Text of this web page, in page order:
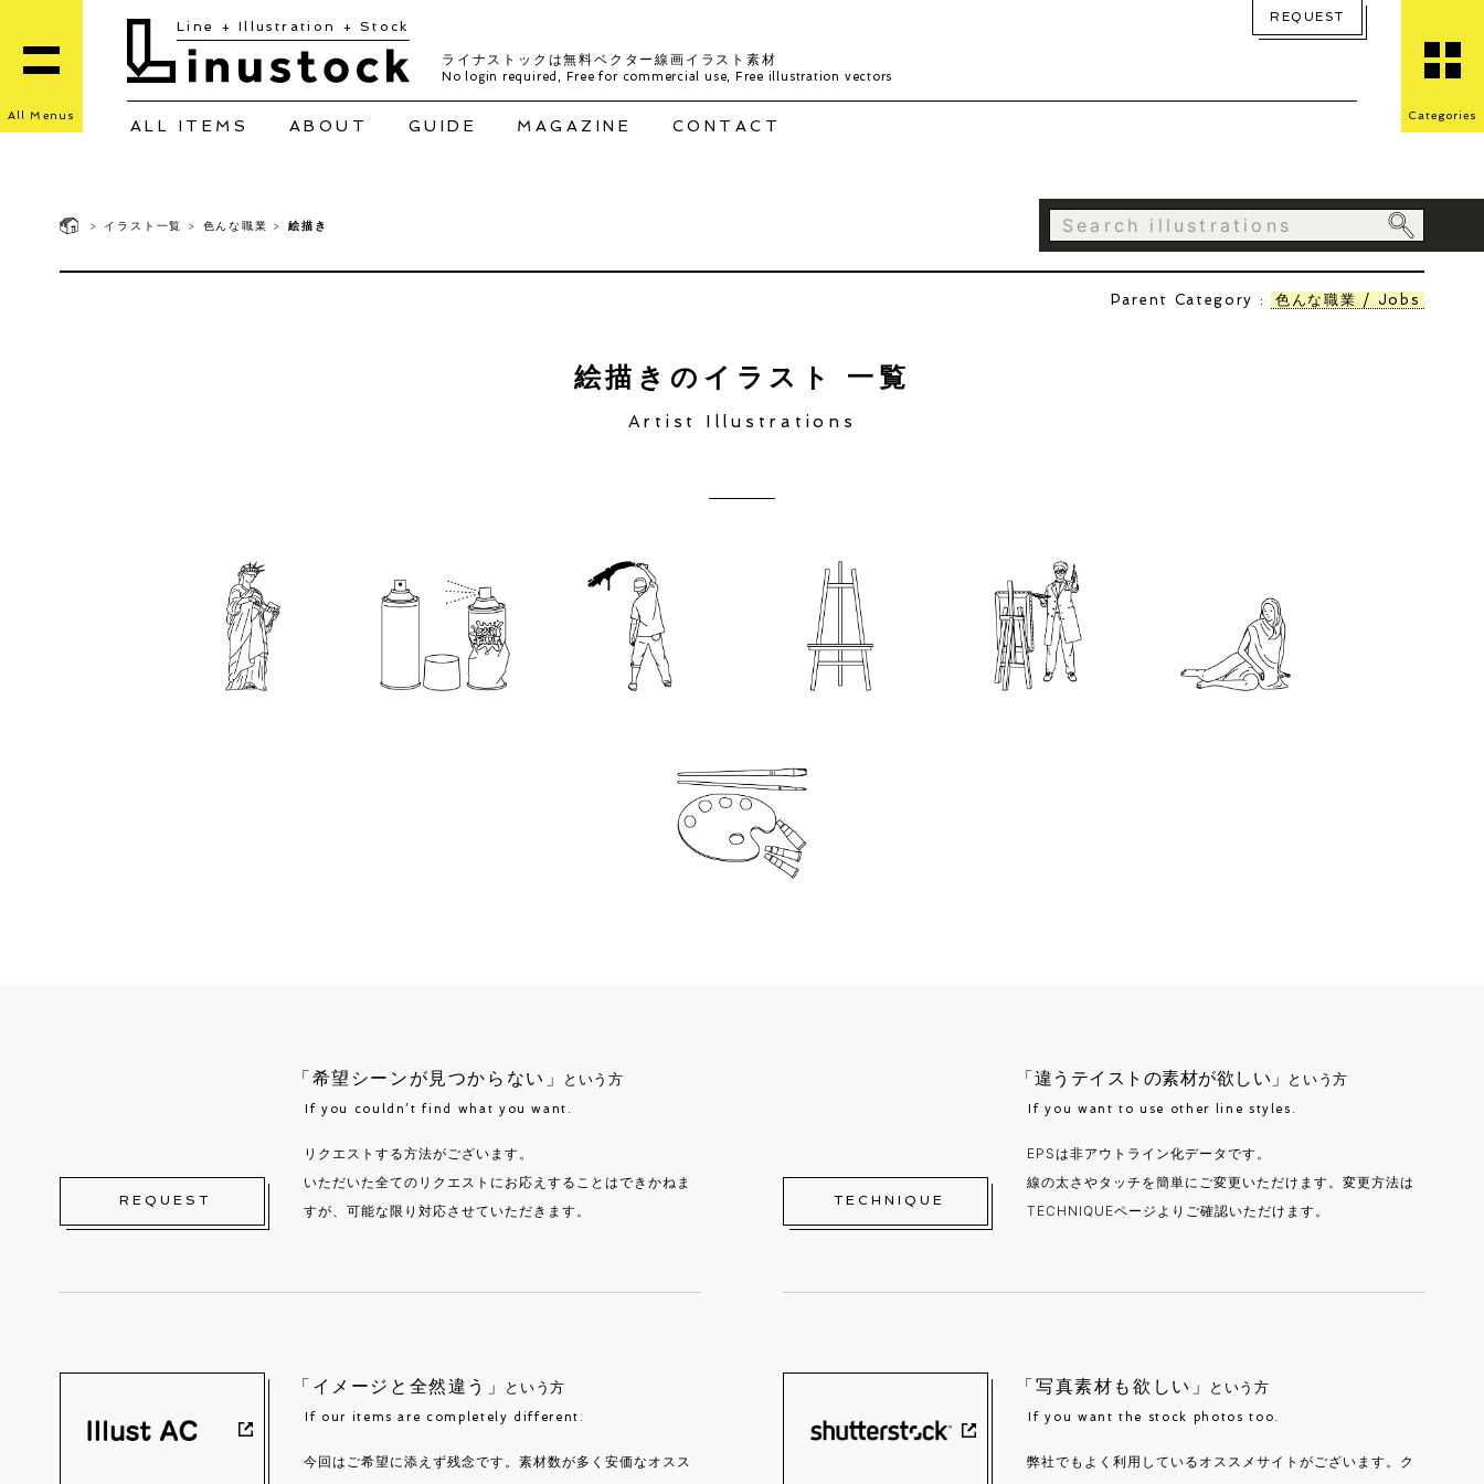
Line + Illustration + Stock
ライナストックは無料ベクター線画イラスト素材
No login required, Free for commercial use, Free illustration vectors
REQUEST
ALL ITEMS ABOUT GUIDE MAGAZINE CONTACT
All Menus Categories
> イラスト一覧 > 色んな職業 > 絵描き
絵描きのイラスト 一覧
Artist Illustrations
Parent Category : 色んな職業 / Jobs
「希望シーンが見つからない」 という方
If you couldn’t find what you want.
リクエストする方法がございます。
いただいた全てのリクエストにお応えすることはできかねま
すが、可能な限り対応させていただきます。
REQUEST
「違うテイストの素材が欲しい」 という方
If you want to use other line styles.
EPSは非アウトライン化データです。
線の太さやタッチを簡単にご変更いただけます。変更方法は
TECHNIQUEページよりご確認いただけます。
TECHNIQUE
「イメージと全然違う」 という方
If our items are completely different.
今回はご希望に添えず残念です。素材数が多く安価なオスス
「写真素材も欲しい」 という方
If you want the stock photos too.
弊社でもよく利用しているオススメサイトがございます。ク